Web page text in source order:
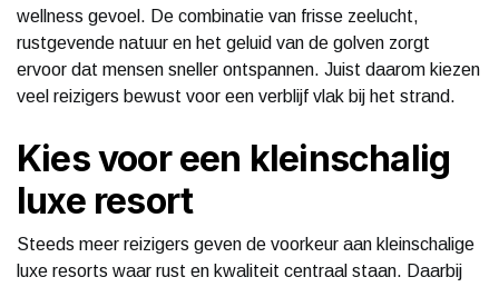
wellness gevoel. De combinatie van frisse zeelucht,
rustgevende natuur en het geluid van de golven zorgt
ervoor dat mensen sneller ontspannen. Juist daarom kiezen
veel reizigers bewust voor een verblijf vlak bij het strand.
Kies voor een kleinschalig
luxe resort
Steeds meer reizigers geven de voorkeur aan kleinschalige
luxe resorts waar rust en kwaliteit centraal staan. Daarbij